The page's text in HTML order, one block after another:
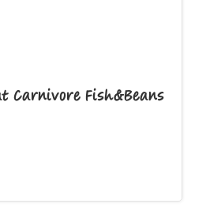
Carnivore Fish&Beans